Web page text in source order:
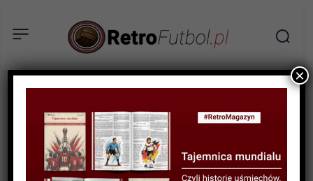
RETROFUTBOL EKSTRA
Filmy sportowe w zimowej
otulinie
×